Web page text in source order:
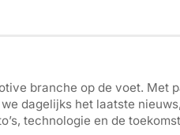
branche op de voet. Met
dagelijks het laatste
technologie en de